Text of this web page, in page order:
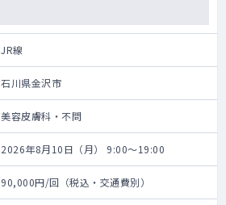
JR線
石川県金沢市
美容皮膚科・不問
2026年8月10日（月） 9:00～19:00
90,000円/回（税込・交通費別）